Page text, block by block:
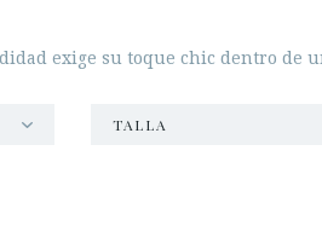
exige su toque chic dentro de
TALLA